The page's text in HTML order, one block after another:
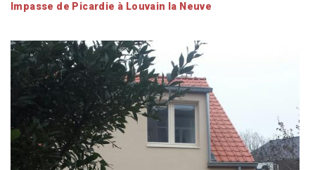
Impasse de Picardie à Louvain la Neuve